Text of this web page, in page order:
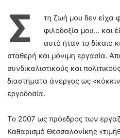
Σ
τη ζωή μου δεν είχα
φιλοδοξία μου… και
αυτό ήταν το δίκαιο
σταθερή και μόνιμη εργασία.
συνδικαλιστικούς και
διαστήματα άνεργος ως
εργοδοσία.
Το 2007 ως πρόεδρος των
Καθαρισμό Θεσσαλονίκης